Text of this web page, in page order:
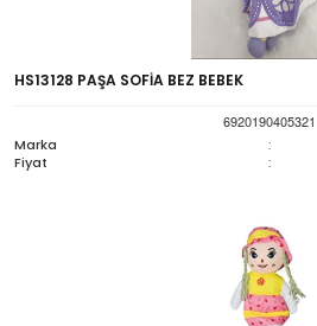
HS13128 PAŞA SOFİA BEZ BEBEK
6920190405321
Marka
:
Fiyat :